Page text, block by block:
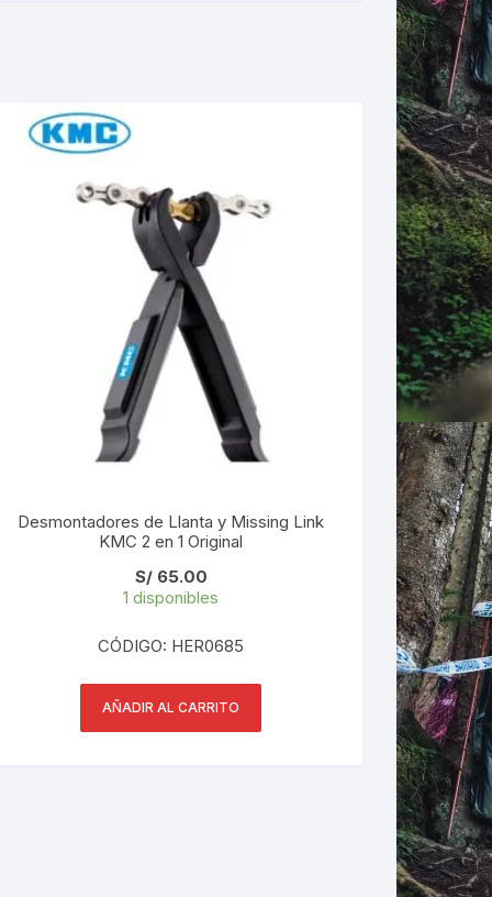
Desmontadores de Llanta y Missing Link
KMC 2 en 1 Original
S/65.00
1 disponibles
CÓDIGO: HER0685
AÑADIR AL CARRITO